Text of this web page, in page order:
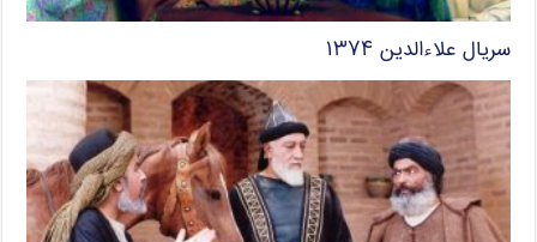
سریال علاءالدین ۱۳۷۴